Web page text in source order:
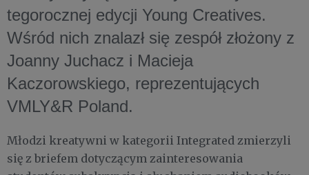
tegorocznej edycji Young Creatives.
Wśród nich znalazł się zespół złożony z
Joanny Juchacz i Macieja
Kaczorowskiego, reprezentujących
VMLY&R Poland.
Młodzi kreatywni w kategorii Integrated zmierzyli
się z briefem dotyczącym zainteresowania